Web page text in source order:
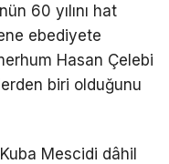
60 yılını hat
ebediyete
Hasan Çelebi
biri olduğunu
Mescidi dâhil